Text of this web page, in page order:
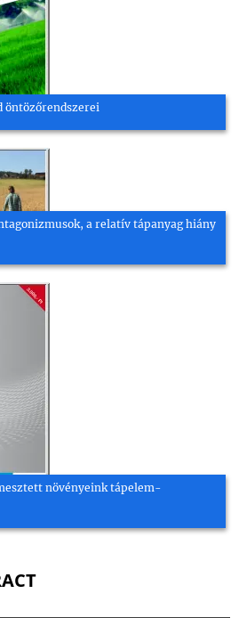
öntözőrendszerei
a relatív tápanyag hiány
növényeink tápelem-